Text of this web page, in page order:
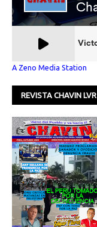
A Zeno Media Station
REVISTA CHAVIN LVR